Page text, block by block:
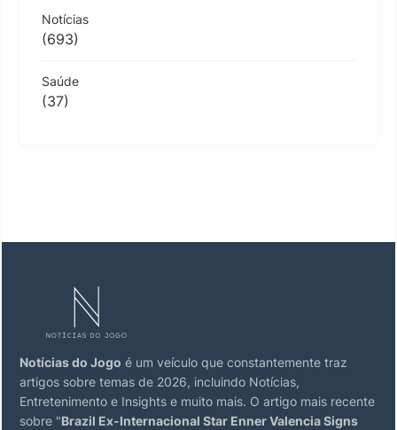
Notícias
(693)
Saúde
(37)
Notícias do Jogo é um veículo que constantemente traz
artigos sobre temas de 2026, incluindo Notícias,
Entretenimento e Insights e muito mais. O artigo mais recente
sobre "Brazil Ex-Internacional Star Enner Valencia Signs